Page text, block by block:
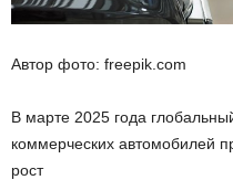
Автор фото: freepik.com
В марте 2025 года
коммерческих автомобилей
рост